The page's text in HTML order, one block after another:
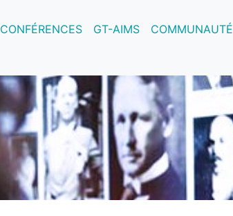
CONFÉRENCES GT-AIMS COMMUNAUTÉ